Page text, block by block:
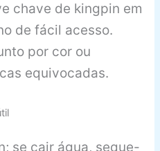
chave de kingpin em
de fácil acesso.
por cor ou
equivocadas.
se cair água, seque-